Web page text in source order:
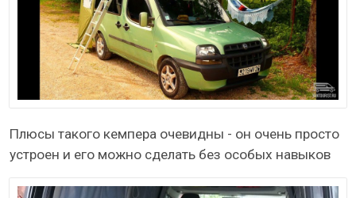
Плюсы такого кемпера очевидны - он очень просто
устроен и его можно сделать без особых навыков